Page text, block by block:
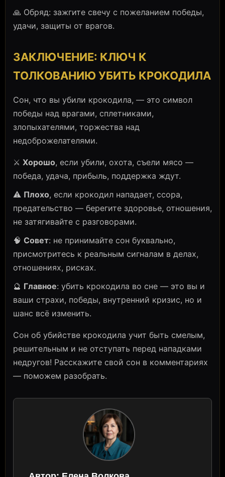
🙏 Обряд: зажгите свечу с пожеланием победы,
удачи, защиты от врагов.
ЗАКЛЮЧЕНИЕ: КЛЮЧ К
ТОЛКОВАНИЮ УБИТЬ КРОКОДИЛА
Сон, что вы убили крокодила, — это символ
победы над врагами, сплетниками,
злопыхателями, торжества над
недоброжелателями.
⚔️ Хорошо, если убили, охота, съели мясо —
победа, удача, прибыль, поддержка ждут.
⚠️ Плохо, если крокодил нападает, ссора,
предательство — берегите здоровье, отношения,
не затягивайте с разговорами.
🧠 Совет: не принимайте сон буквально,
присмотритесь к реальным сигналам в делах,
отношениях, рисках.
🔮 Главное: убить крокодила во сне — это вы и
ваши страхи, победы, внутренний кризис, но и
шанс всё изменить.
Сон об убийстве крокодила учит быть смелым,
решительным и не отступать перед нападками
недругов! Расскажите свой сон в комментариях
— поможем разобрать.